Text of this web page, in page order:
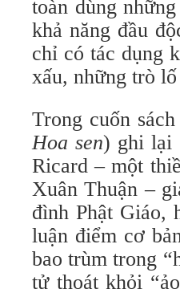
toàn dùng
khả năng đầu
chỉ có tác dụng
xấu, những trò
Trong cuốn sách
Hoa sen) ghi lại
Ricard – một
Xuân Thuận –
đình Phật Giáo,
luận điểm cơ
bao trùm trong
tử thoát khỏi